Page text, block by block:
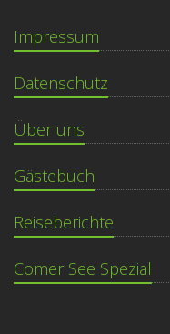
Impressum
Datenschutz
Über uns
Gästebuch
Reiseberichte
Comer See Spezial